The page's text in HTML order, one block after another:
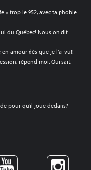
» trop le 952, avec ta phobie
du Québec! Nous on dit
en amour dès que je l’ai vu!!
répond moi. Qui sait,
pour qu’il joue dedans?